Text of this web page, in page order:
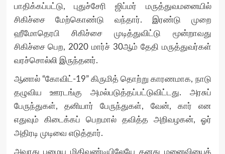
பாதிக்கப்பட்டு, புதுச்சேரி ஜிப்மர் மருத்துவமனையில்
சிகிச்சை மேற்கொண்டு வந்தார். இரண்டு முறை
ஹீமோதெரபி சிகிச்சை முடித்துவிட்டு மூன்றாவது
சிகிச்சை பெற, 2020 மார்ச் 30ஆம் தேதி மருத்துவர்கள்
வரச்சொல்லி இருந்தனர்.
ஆனால் “கோவிட்-19” கிருமித் தொற்று காரணமாக, நாடு
தழுவிய ஊரடங்கு அமல்படுத்தப்பட்டுவிட்டது. அரசுப்
பேருந்துகள், தனியார் பேருந்துகள், வேன், கார் என
எதுவும் கிடைக்கப் பெறமால் தவித்த அறிவழகன், ஓர்
அதிரடி முடிவை எடுத்தார்.
அவரது பழைய மிதிவண்டியிலேயே தனது மனைவியைக்